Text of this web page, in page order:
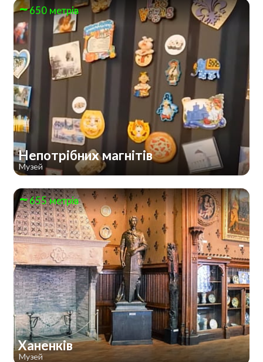
650 метрів
Непотрібних магнітів
Музей
655 метрів
Ханенків
Музей